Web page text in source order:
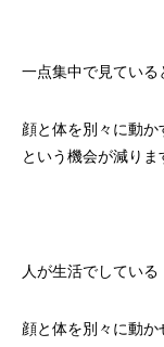
一点集中で見ている
顔と体を別々に動か
という機会が減りま
人が生活でしてい
顔と体を別々に動